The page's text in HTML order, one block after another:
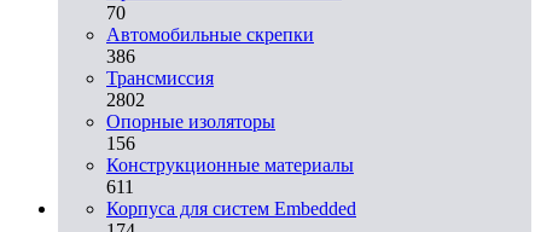
70
Автомобильные скрепки
386
Трансмиссия
2802
Опорные изоляторы
156
Конструкционные материалы
611
Корпуса для систем Embedded